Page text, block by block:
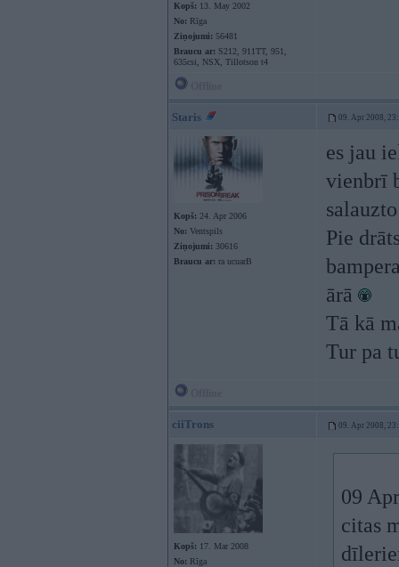
Kopš: 13. May 2002
No: Rīga
Ziņojumi: 56481
Braucu ar: S212, 911TT, 951,
635csi, NSX, Tillotson t4
Staris 09. Apr 2008,
Kopš: 24. Apr 2006
No: Ventspils
Ziņojumi: 30616
Braucu ar: ra ucuarB
es jau
vienbrī
Pie
ārā
Tā kā
Tur pa
ciiTrons 09. Apr 2008,
Kopš: 17. Mar 2008
No: Rīga
09
citas